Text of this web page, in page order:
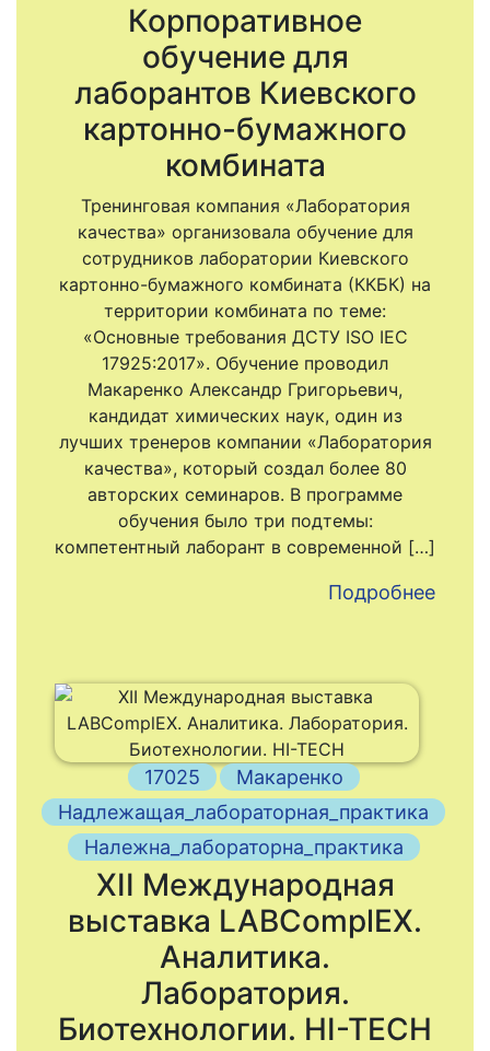
Корпоративное
обучение для
лаборантов Киевского
картонно-бумажного
комбината
Тренинговая компания «Лаборатория
качества» организовала обучение для
сотрудников лаборатории Киевского
картонно-бумажного комбината (ККБК) на
территории комбината по теме:
«Основные требования ДСТУ ISO IEC
17925:2017». Обучение проводил
Макаренко Александр Григорьевич,
кандидат химических наук, один из
лучших тренеров компании «Лаборатория
качества», который создал более 80
авторских семинаров. В программе
обучения было три подтемы:
компетентный лаборант в современной […]
Подробнее
17025
Макаренко
Надлежащая_лабораторная_практика
Належна_лабораторна_практика
XII Международная
выставка LABComplEX.
Аналитика.
Лаборатория.
Биотехнологии. HI-TECH